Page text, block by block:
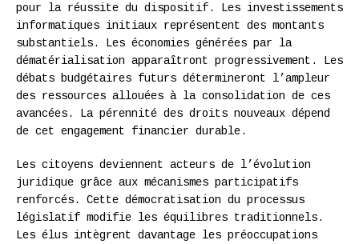
pour la réussite du dispositif. Les investissements
informatiques initiaux représentent des montants
substantiels. Les économies générées par la
dématérialisation apparaîtront progressivement. Les
débats budgétaires futurs détermineront l’ampleur
des ressources allouées à la consolidation de ces
avancées. La pérennité des droits nouveaux dépend
de cet engagement financier durable.
Les citoyens deviennent acteurs de l’évolution
juridique grâce aux mécanismes participatifs
renforcés. Cette démocratisation du processus
législatif modifie les équilibres traditionnels.
Les élus intègrent davantage les préoccupations